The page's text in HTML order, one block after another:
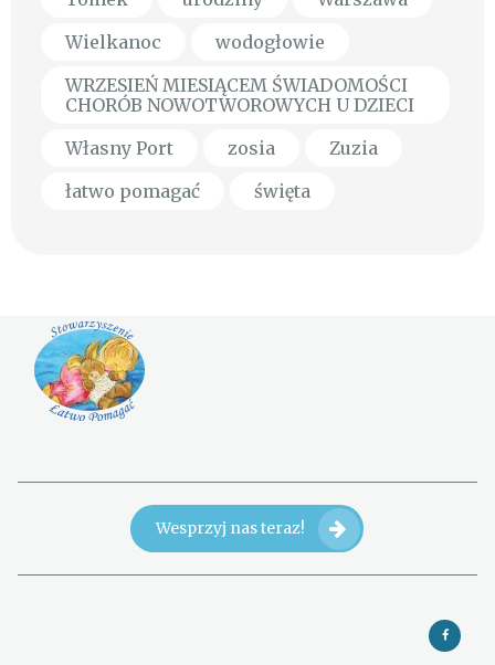
Wielkanoc
wodogłowie
WRZESIEŃ MIESIĄCEM ŚWIADOMOŚCI
CHORÓB NOWOTWOROWYCH U DZIECI
Własny Port
zosia
Zuzia
łatwo pomagać
święta
Wesprzyj nas teraz!